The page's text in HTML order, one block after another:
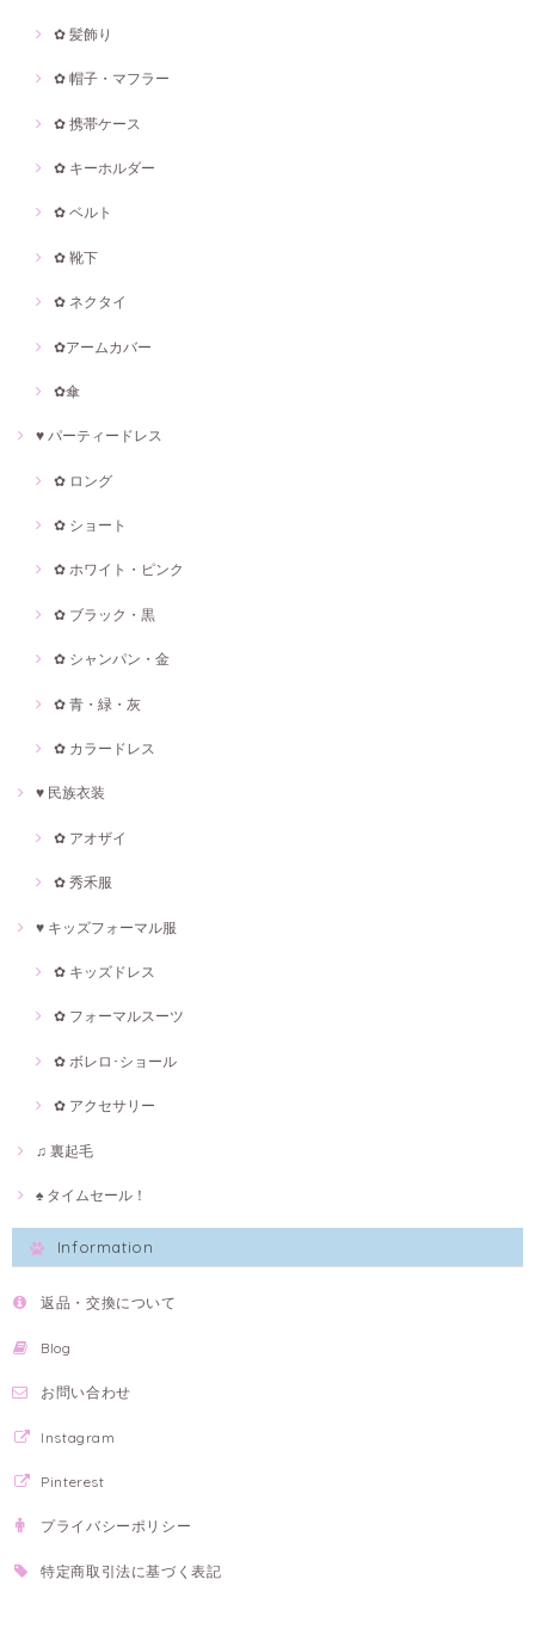
✿ 髪飾り
✿ 帽子・マフラー
✿ 携帯ケース
✿ キーホルダー
✿ ベルト
✿ 靴下
✿ ネクタイ
✿アームカバー
✿傘
♥ パーティードレス
✿ ロング
✿ ショート
✿ ホワイト・ピンク
✿ ブラック・黒
✿ シャンパン・金
✿ 青・緑・灰
✿ カラードレス
♥ 民族衣装
✿ アオザイ
✿ 秀禾服
♥ キッズフォーマル服
✿ キッズドレス
✿ フォーマルスーツ
✿ ボレロ･ショール
✿ アクセサリー
♫ 裏起毛
♠ タイムセール！
Information
返品・交換について
Blog
お問い合わせ
Instagram
Pinterest
プライバシーポリシー
特定商取引法に基づく表記